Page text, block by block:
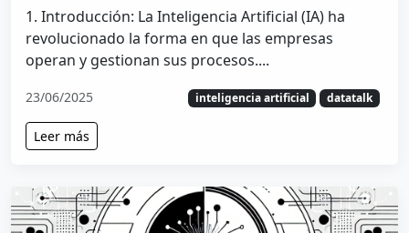
1. Introducción: La Inteligencia Artificial (IA) ha
revolucionado la forma en que las empresas
operan y gestionan sus procesos....
23/06/2025 inteligencia artificial datatalk
Leer más